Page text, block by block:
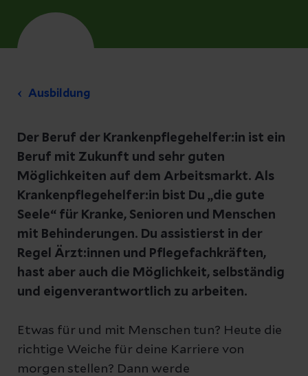
Ausbildung
Der Beruf der Krankenpflegehelfer:in ist ein
Beruf mit Zukunft und sehr guten
Möglichkeiten auf dem Arbeitsmarkt. Als
Krankenpflegehelfer:in bist Du „die gute
Seele“ für Kranke, Senioren und Menschen
mit Behinderungen. Du assistierst in der
Regel Ärzt:innen und Pflegefachkräften,
hast aber auch die Möglichkeit, selbständig
und eigenverantwortlich zu arbeiten.
Etwas für und mit Menschen tun? Heute die
richtige Weiche für deine Karriere von
morgen stellen? Dann werde